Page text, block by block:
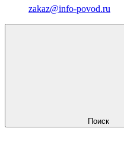
zakaz@info-povod.ru
Поиск